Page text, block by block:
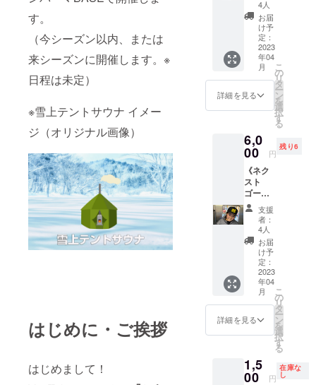
す。
（今シーズン以内、または
来シーズンに開催します。※
日程は未定）
※雪上テントサウナ イメー
ジ（オリジナル画像）
はじめに・ご挨拶
はじめまして！
ク×ホワ
イトの
２色
セット
と、 テ
ンネン
パーマ
のイケ
さんか
めて
メール
を送り
ます。
・商
品ジャ
ンル…
「ス
テッ
カー」
・数
量…２
枚（各
色１枚
づつ）
・商
品サイ
60mm×
・素
材…ビ
【湯沢
産なめ
こ詰め
合わせ
+サン
キュー
メー
ル】 テ
ンネン
パーマ
の拠点
となる
「割野
きのこ
組合湯
沢工
場」で
収穫さ
れた
『なめ
こ詰め
合わせ
セッ
ト』
と、テ
ンネン
パーマ
の気持
ちを込
4人
お届
け予
定：
2023
年04
月
詳細を見る
こ
の
リ
タ
ー
ン
を
選
択
す
る
6,0
00 円
残り6
《ネク
スト
ゴール
追加リ
ター
ン！》
【TPD
新作
ベース
ボール
キャッ
（BK）
】
Tennen
perm
の最新
作オリ
支援
者：
4人
お届
け予
定：
2023
年04
月
詳細を見る
こ
の
リ
タ
ー
ン
を
選
択
す
る
1,5
00 円
在庫な
し